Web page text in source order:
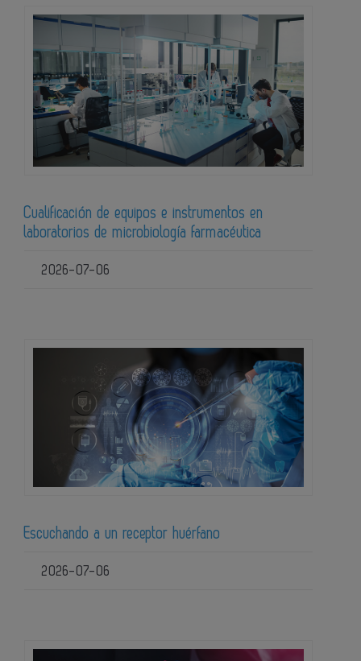
Cualificación de equipos e instrumentos en
laboratorios de microbiología farmacéutica
2026-07-06
Escuchando a un receptor huérfano
2026-07-06